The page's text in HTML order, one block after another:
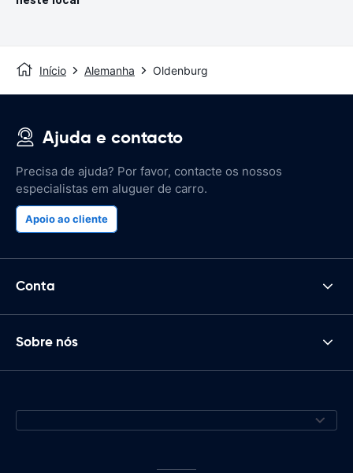
Início Alemanha Oldenburg
Ajuda e contacto
Precisa de ajuda? Por favor, contacte os nossos
especialistas em aluguer de carro.
Apoio ao cliente
Conta
Sobre nós